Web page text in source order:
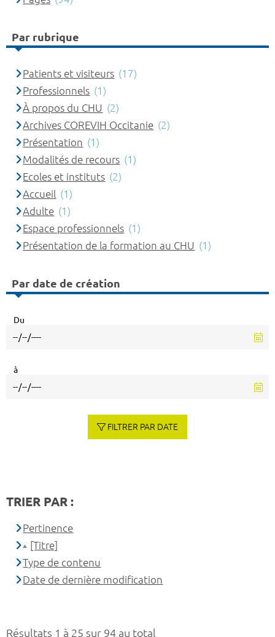
Résultats 1 à 25 sur 94 au total
Par rubrique
Patients et visiteurs (17)
Professionnels (1)
À propos du CHU (2)
Archives COREVIH Occitanie (2)
Présentation (1)
Modalités de recours (1)
Ecoles et instituts (2)
Accueil (1)
Adulte (1)
Espace professionnels (1)
Présentation de la formation au CHU (1)
Par date de création
Du
à
FILTRER PAR DATE
TRIER PAR :
Pertinence
[Titre]
Type de contenu
Date de dernière modification